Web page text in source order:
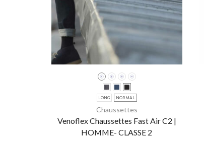
LONG NORMAL
Chaussettes
Venoflex Chaussettes Fast Air C2 |
HOMME- CLASSE 2